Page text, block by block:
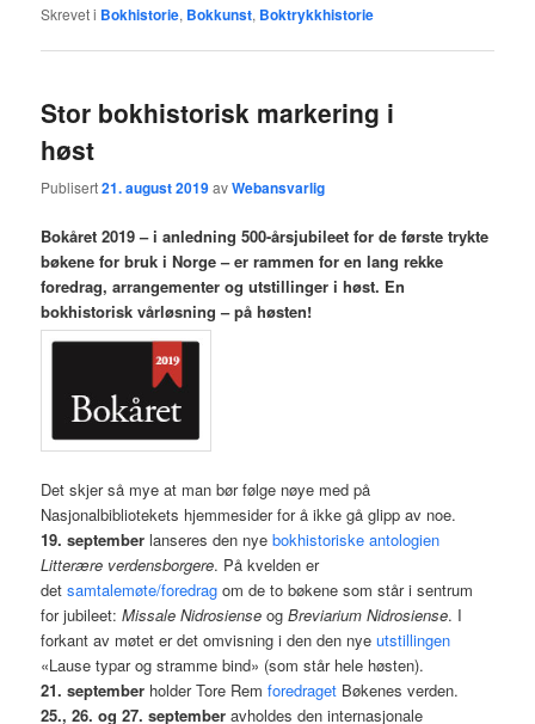
Skrevet i Bokhistorie, Bokkunst, Boktrykkhistorie
Stor bokhistorisk markering i
høst
Publisert21. august 2019avWebansvarlig
Bokåret 2019 – i anledning 500-årsjubileet for de første trykte
bøkene for bruk i Norge – er rammen for en lang rekke
foredrag, arrangementer og utstillinger i høst. En
bokhistorisk vårløsning – på høsten!
Det skjer så mye at man bør følge nøye med på
Nasjonalbibliotekets hjemmesider for å ikke gå glipp av noe.
19. september lanseres den nye bokhistoriske antologien
Litterære verdensborgere. På kvelden er
detsamtalemøte/foredrag om de to bøkene som står i sentrum
for jubileet:Missale Nidrosiense ogBreviarium Nidrosiense. I
forkant av møtet er det omvisning i den den nyeutstillingen
«Lause typar og stramme bind» (som står hele høsten).
21. september holder Tore Rem foredraget Bøkenes verden.
25., 26. og 27. septemberavholdes den internasjonale